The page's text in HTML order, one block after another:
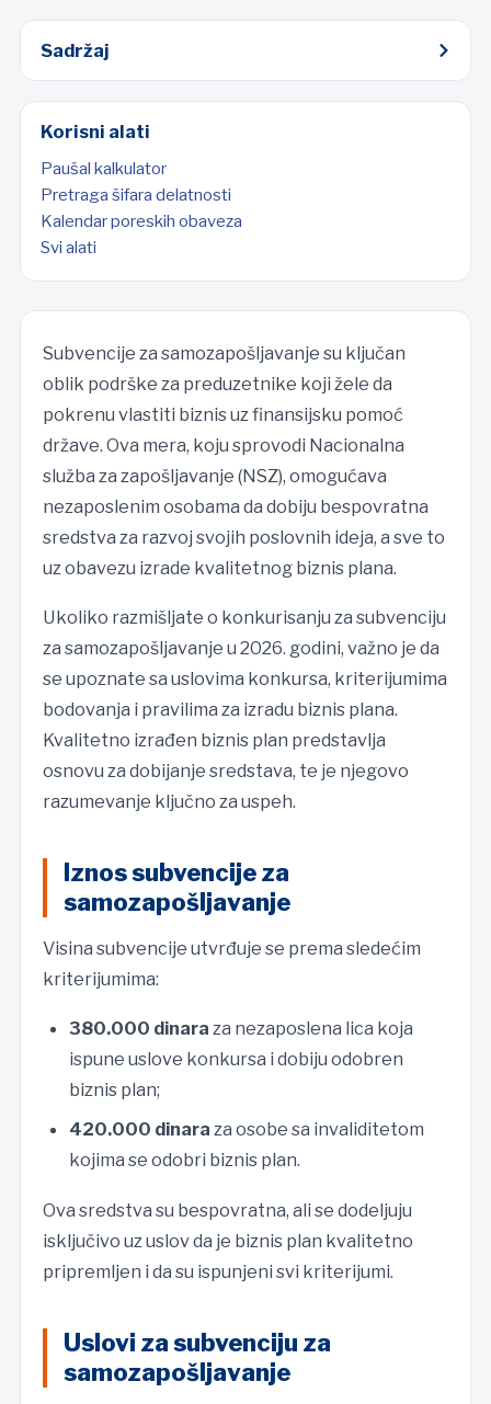
Subvencije za samozapošljavanje su ključan
oblik podrške za preduzetnike koji žele da
pokrenu vlastiti biznis uz finansijsku pomoć
države. Ova mera, koju sprovodi Nacionalna
služba za zapošljavanje (NSZ), omogućava
nezaposlenim osobama da dobiju bespovratna
sredstva za razvoj svojih poslovnih ideja, a sve to
uz obavezu izrade kvalitetnog biznis plana.
Ukoliko razmišljate o konkurisanju za subvenciju
za samozapošljavanje u 2026. godini, važno je da
se upoznate sa uslovima konkursa, kriterijumima
bodovanja i pravilima za izradu biznis plana.
Kvalitetno izrađen biznis plan predstavlja
osnovu za dobijanje sredstava, te je njegovo
razumevanje ključno za uspeh.
Iznos subvencije za
samozapošljavanje
Visina subvencije utvrđuje se prema sledećim
kriterijumima:
380.000 dinara za nezaposlena lica koja
ispune uslove konkursa i dobiju odobren
biznis plan;
420.000 dinara za osobe sa invaliditetom
kojima se odobri biznis plan.
Ova sredstva su bespovratna, ali se dodeljuju
isključivo uz uslov da je biznis plan kvalitetno
pripremljen i da su ispunjeni svi kriterijumi.
Uslovi za subvenciju za
samozapošljavanje
Sadržaj
Korisni alati
Paušal kalkulator
Pretraga šifara delatnosti
Kalendar poreskih obaveza
Svi alati